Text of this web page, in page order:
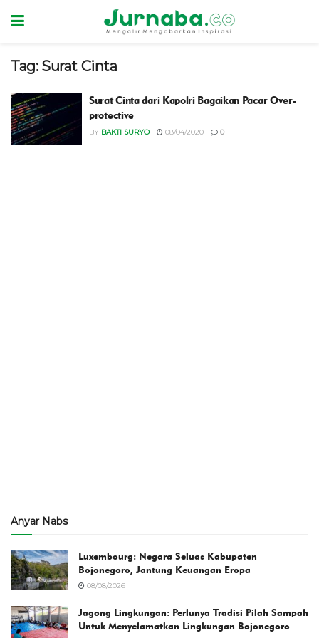
Tag: Surat Cinta
Surat Cinta dari Kapolri Bagaikan Pacar Over-
protective
BY BAKTI SURYO 08/04/2020 0
Anyar Nabs
Luxembourg: Negara Seluas Kabupaten
Bojonegoro, Jantung Keuangan Eropa
08/08/2026
Jagong Lingkungan: Perlunya Tradisi Pilah Sampah
Untuk Menyelamatkan Lingkungan Bojonegoro